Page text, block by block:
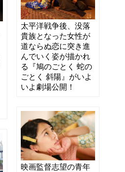
太平洋戦争後、没落
貴族となった女性が
道ならぬ恋に突き進
んでいく姿が描かれ
る『鳩のごとく 蛇の
ごとく 斜陽』がいよ
いよ劇場公開！
映画監督志望の青年